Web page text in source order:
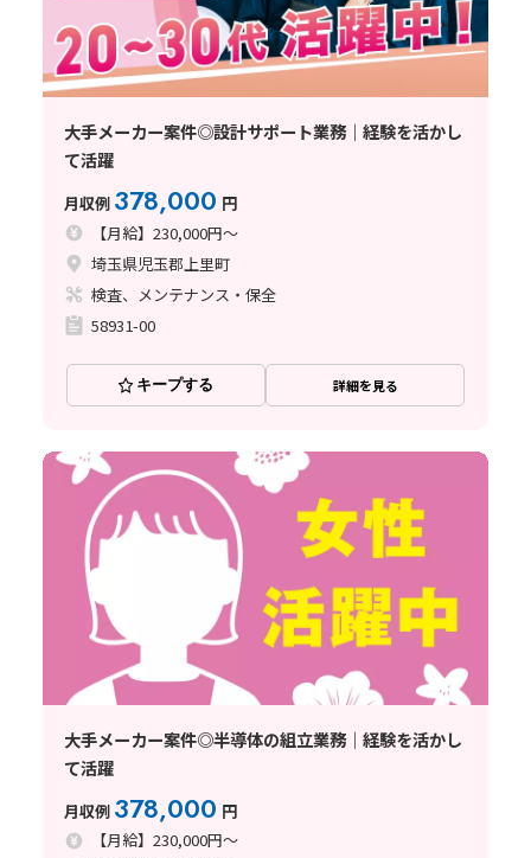
大手メーカー案件◎設計サポート業務｜経験を活かし
て活躍
月収例 378,000 円
【月給】230,000円～
埼玉県児玉郡上里町
検査、メンテナンス・保全
58931-00
キープする 詳細を見る
大手メーカー案件◎半導体の組立業務｜経験を活かし
て活躍
月収例 378,000 円
【月給】230,000円～